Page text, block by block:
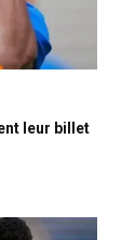
leur billet